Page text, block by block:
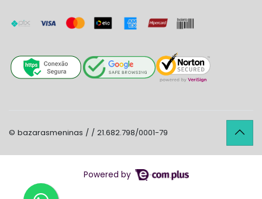
© bazarasmeninas / / 21.682.798/0001-79
Powered by